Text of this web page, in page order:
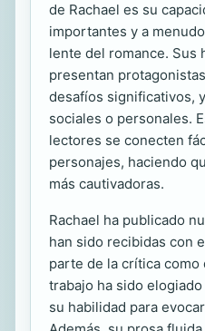
de Rachael es su
importantes y a
lente del romance. Sus
presentan
desafíos significativos,
sociales o personales.
lectores se conecten
personajes, haciendo
más cautivadoras.
Rachael ha publicado
han sido recibidas con
parte de la crítica como
trabajo ha sido
su habilidad para